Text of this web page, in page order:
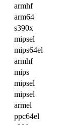
armhf
arm64
s390x
mipsel
mips64el
armhf
mips
mipsel
mipsel
armel
ppc64el